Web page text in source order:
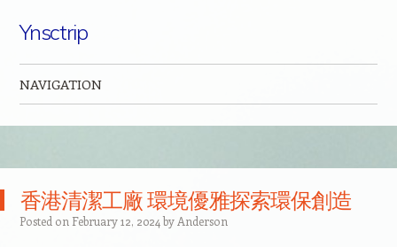
Ynsctrip
NAVIGATION
香港清潔工廠 環境優雅探索環保創造
Posted on February 12, 2024 by Anderson